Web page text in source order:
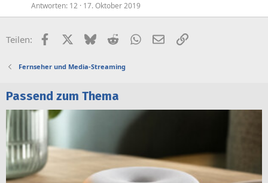
Antworten 12 17. Oktober 2019
Teilen: FacebookX (Twitter)
BlueskyRedditWhatsApp
E-MailLink
Fernseher und Media-Streaming
Passend zum Thema